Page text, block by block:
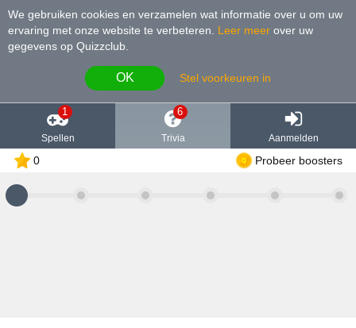
We gebruiken cookies en verzamelen wat informatie over u om uw
ervaring met onze website te verbeteren
Leer meer over uw
gegevens op Quizzclub.
OK Stel voorkeuren in
1
Spellen
6
Trivia Aanmelden
0 Probeer boosters